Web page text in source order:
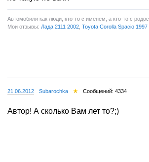
Автомобили как люди, кто-то с именем, а кто-то с
Мои отзывы: Лада 2111 2002 Toyota Corolla Spacio 1997
21.06.2012 Subarochka Сообщений: 4334
Автор! А сколько Вам лет то?;)